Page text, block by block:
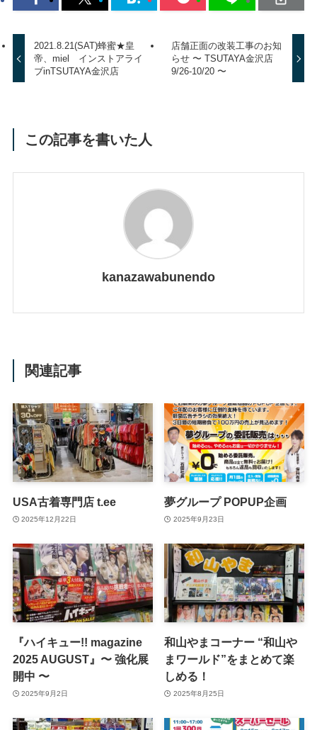
2021.8.21(SAT)蜂蜜★皇
帝、miel インストアライ
ブinTSUTAYA金沢店
店舗正面の改装工事のお知
らせ 〜 TSUTAYA金沢店
9/26-10/20 〜
この記事を書いた人
kanazawabunendo
関連記事
USA古着専門店 t.ee
2025年12月22日
夢グループ POPUP企画
2025年9月23日
『ハイキュー!! magazine
2025 AUGUST』〜 強化展
開中 〜
2025年9月2日
和山やまコーナー “和山や
まワールド”をまとめて楽
しめる！
2025年8月25日